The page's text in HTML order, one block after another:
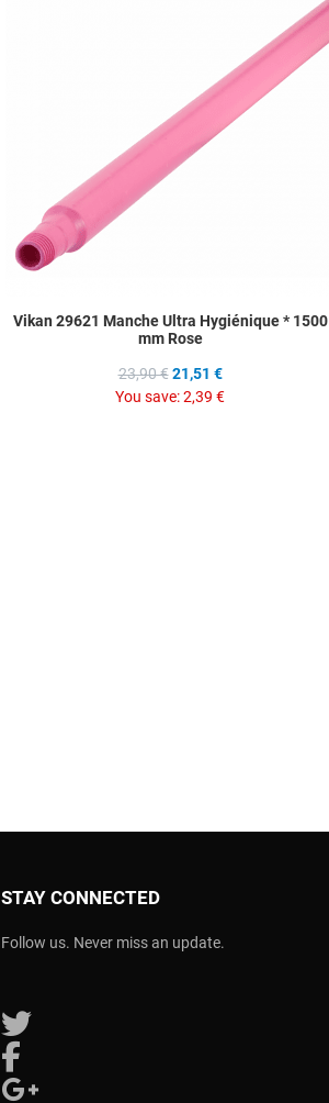
Vikan 29621 Manche Ultra Hygiénique * 1500
mm Rose
23,90 € 21,51 €
You save:2,39 €
STAY CONNECTED
Follow us. Never miss an update.
Follow us on Twitter